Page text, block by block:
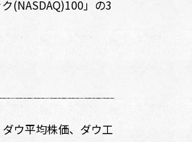
(NASDAQ)100」の3
ウ平均株価、ダウ工